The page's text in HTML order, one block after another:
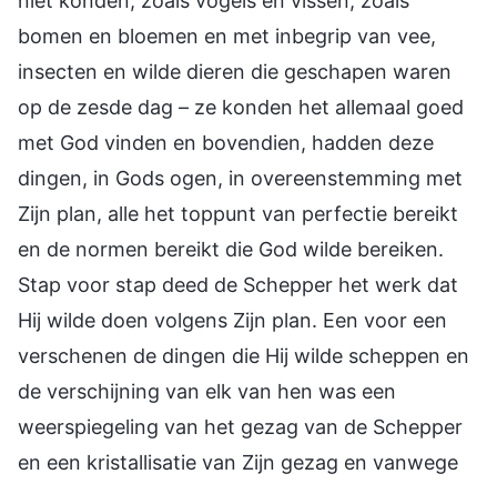
bomen en bloemen en met inbegrip van vee,
insecten en wilde dieren die geschapen waren
op de zesde dag – ze konden het allemaal goed
met God vinden en bovendien, hadden deze
dingen, in Gods ogen, in overeenstemming met
Zijn plan, alle het toppunt van perfectie bereikt
en de normen bereikt die God wilde bereiken.
Stap voor stap deed de Schepper het werk dat
Hij wilde doen volgens Zijn plan. Een voor een
verschenen de dingen die Hij wilde scheppen en
de verschijning van elk van hen was een
weerspiegeling van het gezag van de Schepper
en een kristallisatie van Zijn gezag en vanwege